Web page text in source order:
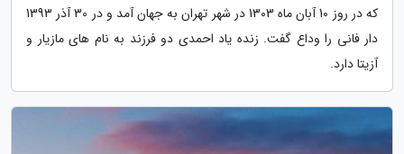
که در روز 10 آبان ماه 1303 در شهر تهران به جهان آمد و در 30 آذر 1393
دار فانی را وداع گفت. زنده یاد احمدی دو فرزند به نام های مازیار و
آزیتا دارد.